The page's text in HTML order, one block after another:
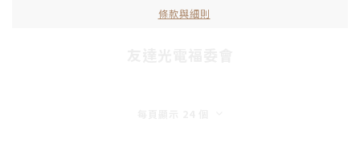
條款與細則